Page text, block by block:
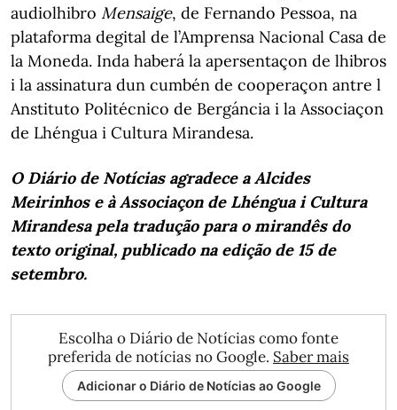
audiolhibro Mensaige, de Fernando Pessoa, na
plataforma degital de l’Amprensa Nacional Casa de
la Moneda. Inda haberá la apersentaçon de lhibros
i la assinatura dun cumbén de cooperaçon antre l
Anstituto Politécnico de Bergáncia i la Associaçon
de Lhéngua i Cultura Mirandesa.
O Diário de Notícias agradece a Alcides
Meirinhos e à Associaçon de Lhéngua i Cultura
Mirandesa pela tradução para o mirandês do
texto original, publicado na edição de 15 de
setembro.
Escolha o Diário de Notícias como fonte
preferida de notícias no Google. Saber mais
Adicionar o Diário de Notícias ao Google